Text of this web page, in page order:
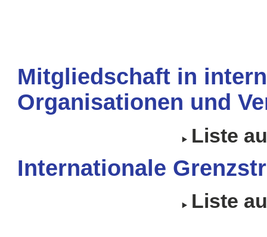
Mitgliedschaft in
Organisationen und
Liste
Internationale
Liste